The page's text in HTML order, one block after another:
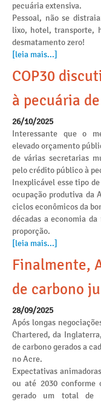
pecuária extensiva.
Pessoal, não se
lixo, hotel, transporte,
desmatamento zero!
[leia mais...]
COP30
à pecuária
26/10/2025
Interessante que o
elevado orçamento
de várias secretarias
pelo crédito público à
Inexplicável esse tipo
ocupação produtiva da
ciclos econômicos da
décadas a economia
proporção.
[leia mais...]
Finalmente,
de carbono
28/09/2025
Após longas
Chartered, da
de carbono gerados a
no Acre.
Expectativas
ou até 2030 conforme
gerado um total de